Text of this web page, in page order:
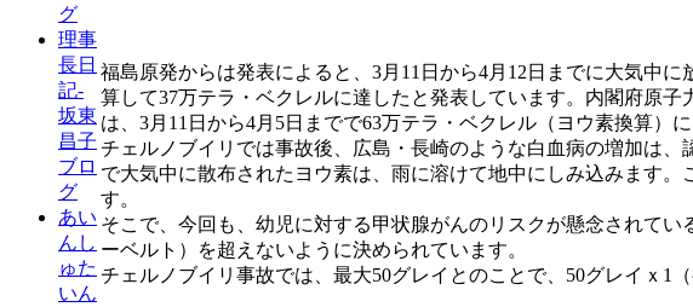
グ
理事
長日
記-
坂東
昌子
ブロ
グ
あい
んし
ゅた
いん
福島原発からは発表によると、3月11日から4月12日までに大気中
算して37万テラ・ベクレルに達したと発表しています。内閣府原
は、3月11日から4月5日までで63万テラ・ベクレル（ヨウ素換算）
チェルノブイリでは事故後、広島・長崎のような白血病の増加は
で大気中に散布されたヨウ素は、雨に溶けて地中にしみ込みます
す。
そこで、今回も、幼児に対する甲状腺がんのリスクが懸念されて
ーベルト）を超えないように決められています。
チェルノブイリ事故では、最大50グレイとのことで、50グレイｘ1